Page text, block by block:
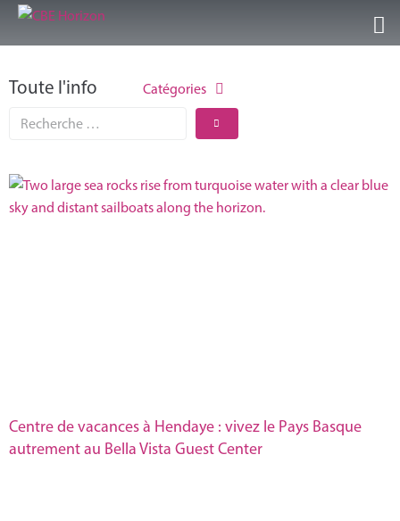
Infos et conseils
Toute l'info Catégories
Centre de vacances à Hendaye : vivez le Pays Basque
autrement au Bella Vista Guest Center